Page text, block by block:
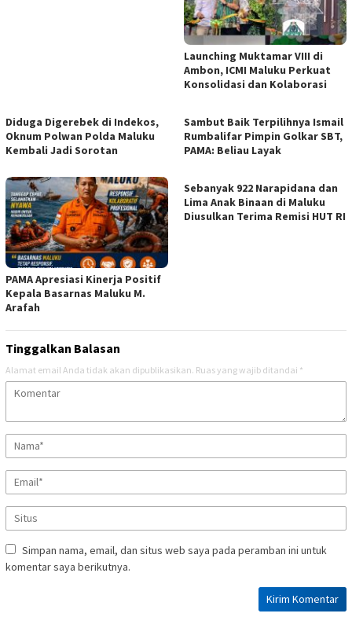
Launching Muktamar VIII di
Ambon, ICMI Maluku Perkuat
Konsolidasi dan Kolaborasi
Diduga Digerebek di Indekos,
Oknum Polwan Polda Maluku
Kembali Jadi Sorotan
Sambut Baik Terpilihnya Ismail
Rumbalifar Pimpin Golkar SBT,
PAMA: Beliau Layak
PAMA Apresiasi Kinerja Positif
Kepala Basarnas Maluku M.
Arafah
Sebanyak 922 Narapidana dan
Lima Anak Binaan di Maluku
Diusulkan Terima Remisi HUT RI
Tinggalkan Balasan
Alamat email Anda tidak akan dipublikasikan. Ruas yang wajib ditandai *
Simpan nama, email, dan situs web saya pada peramban ini untuk
komentar saya berikutnya.